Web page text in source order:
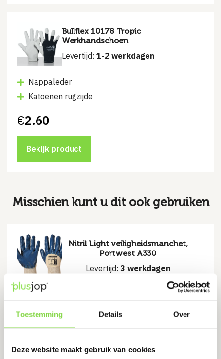
Toestemming Details Over
Deze website maakt gebruik van cookies
Bullflex 10178 Tropic
Werkhandschoen
Levertijd: 1-2 werkdagen
Nappaleder
Katoenen rugzijde
€2.60
Bekijk product
Misschien kunt u dit ook gebruiken
Nitril Light veiligheidsmanchet,
Portwest A330
Levertijd: 3 werkdagen
€1.40